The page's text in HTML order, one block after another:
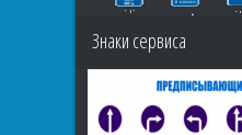
Знаки сервиса